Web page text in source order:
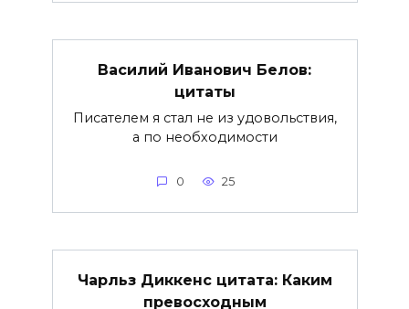
Василий Иванович Белов:
цитаты
Писателем я стал не из удовольствия,
а по необходимости
0 25
Чарльз Диккенс цитата: Каким
превосходным